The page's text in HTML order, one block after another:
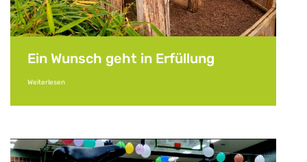
Ein Wunsch geht in Erfüllung
Weiterlesen